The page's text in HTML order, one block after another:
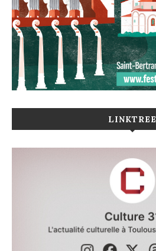
LINKTREE